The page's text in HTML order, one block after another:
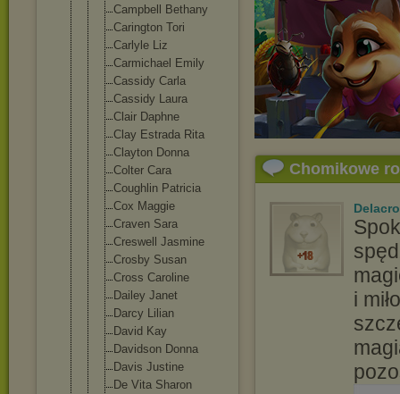
Campbell Bethany
Carington Tori
Carlyle Liz
Carmichael Emily
Cassidy Carla
Cassidy Laura
Clair Daphne
Clay Estrada Rita
Clayton Donna
Colter Cara
Coughlin Patricia
Cox Maggie
Craven Sara
Creswell Jasmine
Crosby Susan
Cross Caroline
Dailey Janet
Darcy Lilian
David Kay
Davidson Donna
Davis Justine
De Vita Sharon
Chomikowe
i